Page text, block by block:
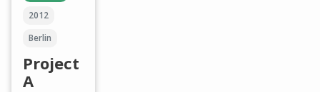
2012
Berlin
Project
A